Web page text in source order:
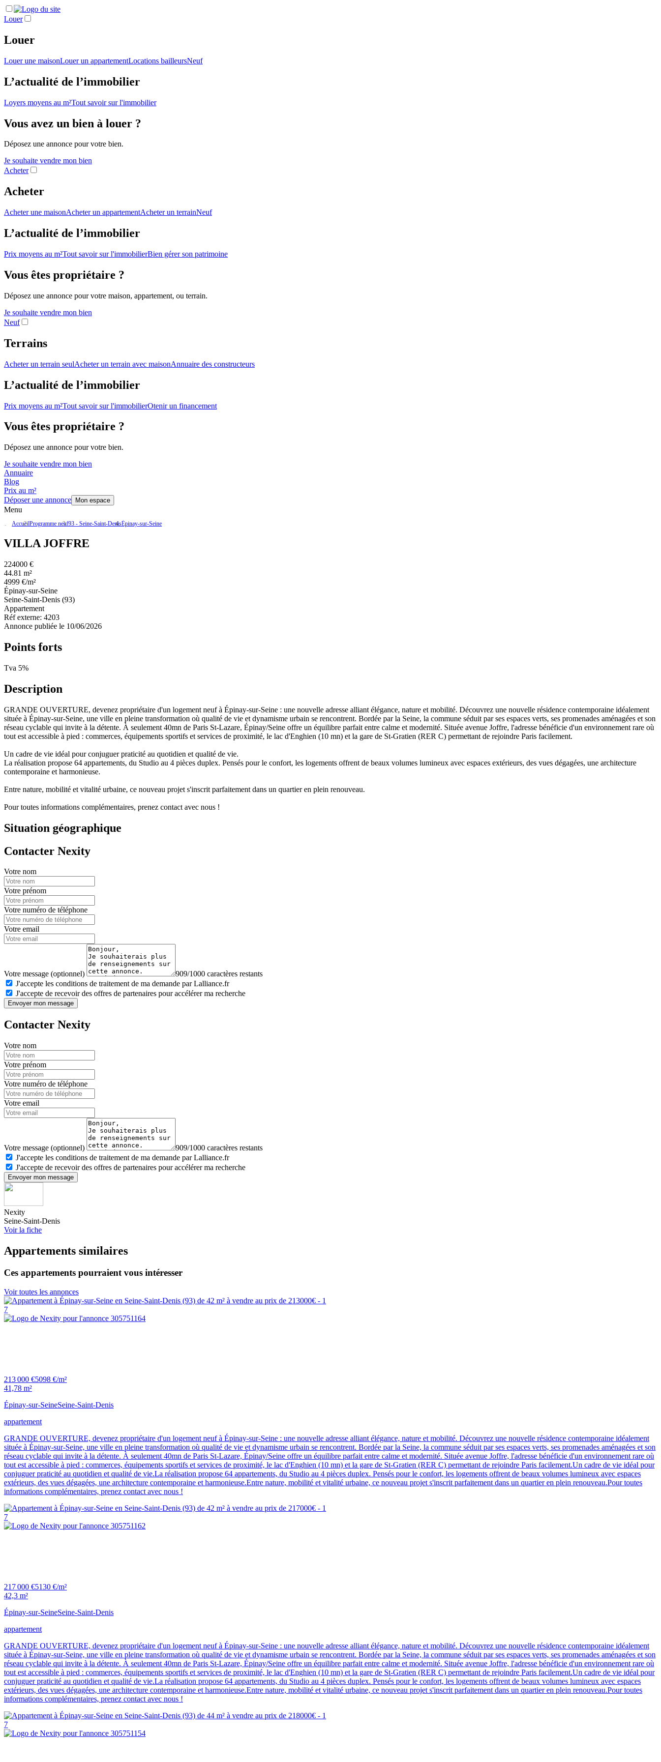
Louer
Louer
Louer une maisonLouer un appartementLocations bailleursNeuf
L’actualité de l’immobilier
Loyers moyens au m²Tout savoir sur l'immobilier
Vous avez un bien à louer ?
Déposez une annonce pour votre bien.
Je souhaite vendre mon bien
Acheter
Acheter
Acheter une maisonAcheter un appartementAcheter un terrainNeuf
L’actualité de l’immobilier
Prix moyens au m²Tout savoir sur l'immobilierBien gérer son patrimoine
Vous êtes propriétaire ?
Déposez une annonce pour votre maison, appartement, ou terrain.
Je souhaite vendre mon bien
Neuf
Terrains
Acheter un terrain seulAcheter un terrain avec maisonAnnuaire des constructeurs
L’actualité de l’immobilier
Prix moyens au m²Tout savoir sur l'immobilierOtenir un financement
Vous êtes propriétaire ?
Déposez une annonce pour votre bien.
Je souhaite vendre mon bien
Annuaire
Blog
Prix au m²
Déposer une annonce
Mon espace
Menu
AccueilProgramme neuf93 - Seine-Saint-DenisÉpinay-sur-Seine
VILLA JOFFRE
224000 €
44.81 m²
4999 €/m²
Épinay-sur-Seine
Seine-Saint-Denis (93)
Appartement
Réf externe: 4203
Annonce publiée le 10/06/2026
Points forts
Tva 5%
Description
GRANDE OUVERTURE, devenez propriétaire d'un logement neuf à Épinay-sur-Seine : une nouvelle adresse alliant élégance, nature et mobilité. Découvrez une nouvelle résidence contemporaine idéalement
située à Épinay-sur-Seine, une ville en pleine transformation où qualité de vie et dynamisme urbain se rencontrent. Bordée par la Seine, la commune séduit par ses espaces verts, ses promenades aménagées et son
réseau cyclable qui invite à la détente. À seulement 40mn de Paris St-Lazare, Épinay/Seine offre un équilibre parfait entre calme et modernité. Située avenue Joffre, l'adresse bénéficie d'un environnement rare où
tout est accessible à pied : commerces, équipements sportifs et services de proximité, le lac d'Enghien (10 mn) et la gare de St-Gratien (RER C) permettant de rejoindre Paris facilement.
Un cadre de vie idéal pour conjuguer praticité au quotidien et qualité de vie.
La réalisation propose 64 appartements, du Studio au 4 pièces duplex. Pensés pour le confort, les logements offrent de beaux volumes lumineux avec espaces extérieurs, des vues dégagées, une architecture
contemporaine et harmonieuse.
Entre nature, mobilité et vitalité urbaine, ce nouveau projet s'inscrit parfaitement dans un quartier en plein renouveau.
Pour toutes informations complémentaires, prenez contact avec nous !
Situation géographique
Contacter Nexity
Votre nom
Votre prénom
Votre numéro de téléphone
Votre email
Votre message (optionnel)
909/1000 caractères restants
J'accepte les conditions de traitement de ma demande par Lalliance.fr
J'accepte de recevoir des offres de partenaires pour accélérer ma recherche
Envoyer mon message
Contacter Nexity
Votre nom
Votre prénom
Votre numéro de téléphone
Votre email
Votre message (optionnel)
909/1000 caractères restants
J'accepte les conditions de traitement de ma demande par Lalliance.fr
J'accepte de recevoir des offres de partenaires pour accélérer ma recherche
Envoyer mon message
Nexity
Seine-Saint-Denis
Voir la fiche
Appartements similaires
Ces appartements pourraient vous intéresser
Voir toutes les annonces
7
213 000 €5098 €/m²
41,78 m²
Épinay-sur-SeineSeine-Saint-Denis
appartement
GRANDE OUVERTURE, devenez propriétaire d'un logement neuf à Épinay-sur-Seine : une nouvelle adresse alliant élégance, nature et mobilité. Découvrez une nouvelle résidence contemporaine idéalement
située à Épinay-sur-Seine, une ville en pleine transformation où qualité de vie et dynamisme urbain se rencontrent. Bordée par la Seine, la commune séduit par ses espaces verts, ses promenades aménagées et son
réseau cyclable qui invite à la détente. À seulement 40mn de Paris St-Lazare, Épinay/Seine offre un équilibre parfait entre calme et modernité. Située avenue Joffre, l'adresse bénéficie d'un environnement rare où
tout est accessible à pied : commerces, équipements sportifs et services de proximité, le lac d'Enghien (10 mn) et la gare de St-Gratien (RER C) permettant de rejoindre Paris facilement.Un cadre de vie idéal pour
conjuguer praticité au quotidien et qualité de vie.La réalisation propose 64 appartements, du Studio au 4 pièces duplex. Pensés pour le confort, les logements offrent de beaux volumes lumineux avec espaces
extérieurs, des vues dégagées, une architecture contemporaine et harmonieuse.Entre nature, mobilité et vitalité urbaine, ce nouveau projet s'inscrit parfaitement dans un quartier en plein renouveau.Pour toutes
informations complémentaires, prenez contact avec nous !
7
217 000 €5130 €/m²
42,3 m²
Épinay-sur-SeineSeine-Saint-Denis
appartement
GRANDE OUVERTURE, devenez propriétaire d'un logement neuf à Épinay-sur-Seine : une nouvelle adresse alliant élégance, nature et mobilité. Découvrez une nouvelle résidence contemporaine idéalement
située à Épinay-sur-Seine, une ville en pleine transformation où qualité de vie et dynamisme urbain se rencontrent. Bordée par la Seine, la commune séduit par ses espaces verts, ses promenades aménagées et son
réseau cyclable qui invite à la détente. À seulement 40mn de Paris St-Lazare, Épinay/Seine offre un équilibre parfait entre calme et modernité. Située avenue Joffre, l'adresse bénéficie d'un environnement rare où
tout est accessible à pied : commerces, équipements sportifs et services de proximité, le lac d'Enghien (10 mn) et la gare de St-Gratien (RER C) permettant de rejoindre Paris facilement.Un cadre de vie idéal pour
conjuguer praticité au quotidien et qualité de vie.La réalisation propose 64 appartements, du Studio au 4 pièces duplex. Pensés pour le confort, les logements offrent de beaux volumes lumineux avec espaces
extérieurs, des vues dégagées, une architecture contemporaine et harmonieuse.Entre nature, mobilité et vitalité urbaine, ce nouveau projet s'inscrit parfaitement dans un quartier en plein renouveau.Pour toutes
informations complémentaires, prenez contact avec nous !
7